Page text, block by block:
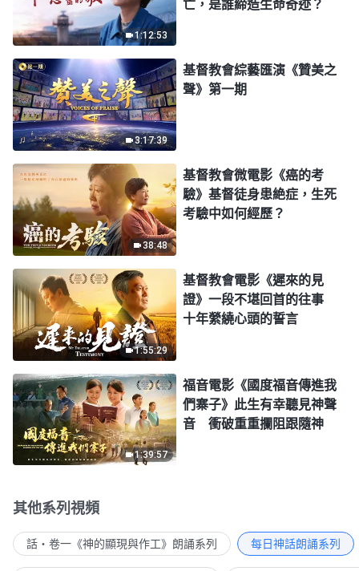
1:12:53
亡，是誰締造生命奇迹？
3:17:39
基督教會綜藝匯演《贊美之
聲》第一期
38:48
基督教會微電影《癌的考
驗》基督徒身患絶症，生死
考驗中如何經歷？
1:55:29
基督教會電影《遲來的見
證》一段不堪回首的往事
十年縈繞心頭的誓言
1:39:57
福音電影《國度福音傳進我
們寨子》此生有幸聽見神聲
音 衝破重重攔阻跟隨神
其他系列視頻
話・卷一《神的顯現與作工》朗誦系列 每日神話朗誦系列